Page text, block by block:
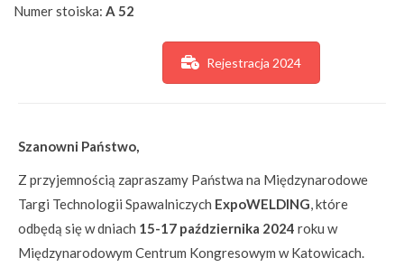
Numer stoiska: A 52
Rejestracja 2024
Szanowni Państwo,
Z przyjemnością zapraszamy Państwa na Międzynarodowe
Targi Technologii Spawalniczych ExpoWELDING, które
odbędą się w dniach 15-17 października 2024 roku w
Międzynarodowym Centrum Kongresowym w Katowicach.